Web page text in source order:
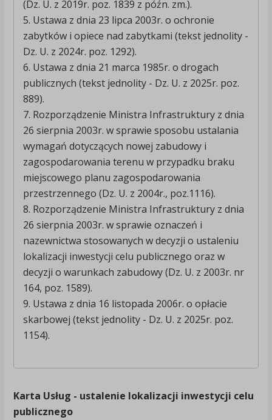
(Dz. U. z 2019r. poz. 1839 z późn. zm.).
5. Ustawa z dnia 23 lipca 2003r. o ochronie
zabytków i opiece nad zabytkami (tekst jednolity -
Dz. U. z 2024r. poz. 1292).
6. Ustawa z dnia 21 marca 1985r. o drogach
publicznych (tekst jednolity - Dz. U. z 2025r. poz.
889).
7. Rozporządzenie Ministra Infrastruktury z dnia
26 sierpnia 2003r. w sprawie sposobu ustalania
wymagań dotyczących nowej zabudowy i
zagospodarowania terenu w przypadku braku
miejscowego planu zagospodarowania
przestrzennego (Dz. U. z 2004r., poz.1116).
8. Rozporządzenie Ministra Infrastruktury z dnia
26 sierpnia 2003r. w sprawie oznaczeń i
nazewnictwa stosowanych w decyzji o ustaleniu
lokalizacji inwestycji celu publicznego oraz w
decyzji o warunkach zabudowy (Dz. U. z 2003r. nr
164, poz. 1589).
9. Ustawa z dnia 16 listopada 2006r. o opłacie
skarbowej (tekst jednolity - Dz. U. z 2025r. poz.
1154).
Karta Usług - ustalenie lokalizacji inwestycji celu
publicznego